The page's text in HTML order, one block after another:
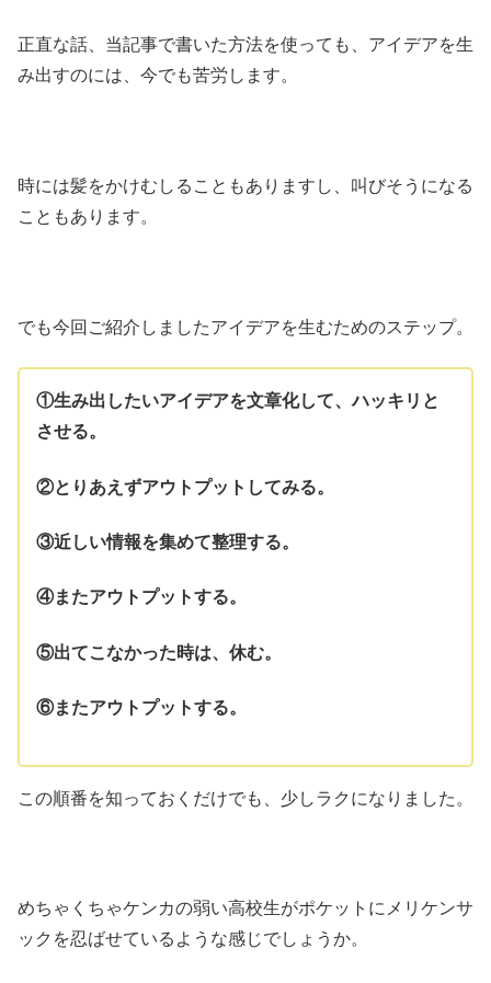
正直な話、当記事で書いた方法を使っても、アイデアを生
み出すのには、今でも苦労します。
時には髪をかけむしることもありますし、叫びそうになる
こともあります。
でも今回ご紹介しましたアイデアを生むためのステップ。
①生み出したいアイデアを文章化して、ハッキリと
させる。
②とりあえずアウトプットしてみる。
③近しい情報を集めて整理する。
④またアウトプットする。
⑤出てこなかった時は、休む。
⑥またアウトプットする。
この順番を知っておくだけでも、少しラクになりました。
めちゃくちゃケンカの弱い高校生がポケットにメリケンサ
ックを忍ばせているような感じでしょうか。